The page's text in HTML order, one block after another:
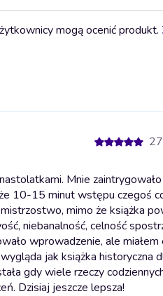
mogą ocenić produkt.
Mnie zaintrygowało
10-15 minut wstępu czegoś
mimo że książka
niebanalność, celność
wprowadzenie, ale
jak książka historyczna
gdy wiele rzeczy
Dzisiaj jeszcze lepsza!